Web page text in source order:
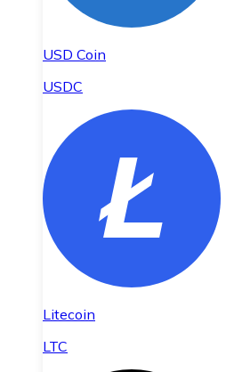
USD Coin
USDC
Litecoin
LTC